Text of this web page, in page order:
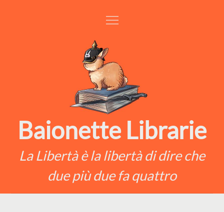
Baionette Librarie
La Libertà è la libertà di dire che
due più due fa quattro